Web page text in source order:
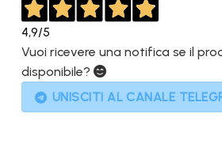
4,9/5
Vuoi ricevere una notifica se il
disponibile?
UNISCITI AL CANALE